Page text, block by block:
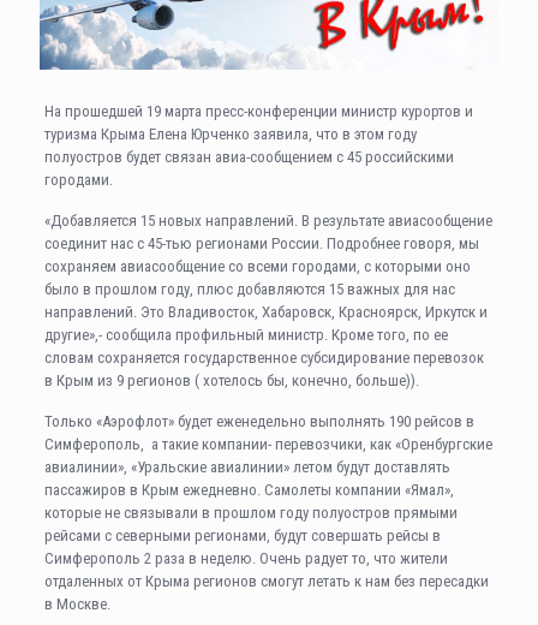
На прошедшей 19 марта пресс-конференции министр курортов и
туризма Крыма Елена Юрченко заявила, что в этом году
полуостров будет связан авиа-сообщением с 45 российскими
городами.
«Добавляется 15 новых направлений. В результате авиасообщение
соединит нас с 45-тью регионами России. Подробнее говоря, мы
сохраняем авиасообщение со всеми городами, с которыми оно
было в прошлом году, плюс добавляются 15 важных для нас
направлений. Это Владивосток, Хабаровск, Красноярск, Иркутск и
другие»,- сообщила профильный министр. Кроме того, по ее
словам сохраняется государственное субсидирование перевозок
в Крым из 9 регионов ( хотелось бы, конечно, больше)).
Только «Аэрофлот» будет еженедельно выполнять 190 рейсов в
Симферополь, а такие компании- перевозчики, как «Оренбургские
авиалинии», «Уральские авиалинии» летом будут доставлять
пассажиров в Крым ежедневно. Самолеты компании «Ямал»,
которые не связывали в прошлом году полуостров прямыми
рейсами с северными регионами, будут совершать рейсы в
Симферополь 2 раза в неделю. Очень радует то, что жители
отдаленных от Крыма регионов смогут летать к нам без пересадки
в Москве.